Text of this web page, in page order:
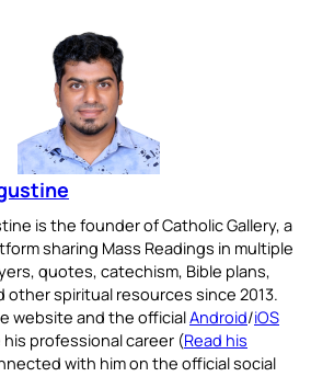
is the founder of Catholic Gallery, a
sharing Mass Readings in multiple
quotes, catechism, Bible plans,
other spiritual resources since 2013.
website and the officialAndroid/iOS
professional career (Read his
with him on the official social